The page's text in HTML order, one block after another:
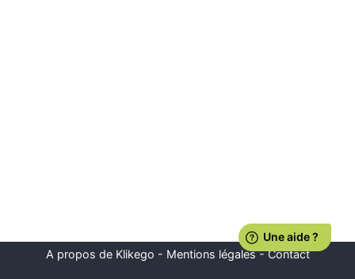
A propos de Klikego - Mentions légales-Contact